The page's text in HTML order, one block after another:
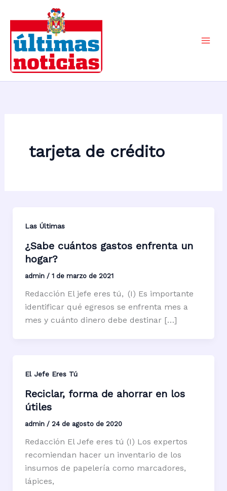
contenido
tarjeta de crédito
Las Últimas
¿Sabe cuántos gastos enfrenta un
hogar?
admin / 1 de marzo de 2021
Redacción El jefe eres tú, (I) Es importante
identificar qué egresos se enfrenta mes a
mes y cuánto dinero debe destinar […]
El Jefe Eres Tú
Reciclar, forma de ahorrar en los
útiles
admin / 24 de agosto de 2020
Redacción El Jefe eres tú (I) Los expertos
recomiendan hacer un inventario de los
insumos de papelería como marcadores,
lápices,